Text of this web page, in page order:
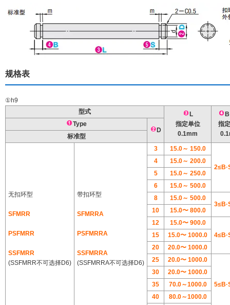
规格表
①h9
型式
L
指定单位
0.1mm
指
Type
D
标准型
无扣环型
SFMRR
PSFMRR
SSFMRR
(SSFMRR不可选择D6)
带扣环型
SFMRRA
PSFMRRA
SSFMRRA
(SSFMRRA不可选择D6)
3 15.0～ 150.0
4 15.0～ 200.0
5
15.0～ 250.0
6
15.0～ 500.0
8
15.0～ 500.0
10
15.0〜 800.0
12
15.0〜 900.0
15
15.0〜 1000.0
20
20.0〜 1000.0
25
20.0〜 1000.0
30
20.0〜 1000.0
35
70.0～1000.0
40
80.0～1000.0